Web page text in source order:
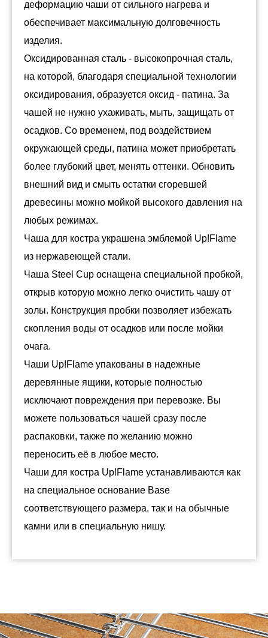
деформацию чаши от сильного нагрева и
обеспечивает максимальную долговечность
изделия.
Оксидированная сталь - высокопрочная сталь,
на которой, благодаря специальной технологии
оксидирования, образуется оксид - патина. За
чашей не нужно ухаживать, мыть, защищать от
осадков. Со временем, под воздействием
окружающей среды, патина может приобретать
более глубокий цвет, менять оттенки. Обновить
внешний вид и смыть остатки сгоревшей
древесины можно мойкой высокого давления на
любых режимах.
Чаша для костра украшена эмблемой Up!Flame
из нержавеющей стали.
Чаша Steel Cup оснащена специальной пробкой,
открыв которую можно легко очистить чашу от
золы. Конструкция пробки позволяет избежать
скопления воды от осадков или после мойки
очага.
Чаши Up!Flame упакованы в надежные
деревянные ящики, которые полностью
исключают повреждения при перевозке. Вы
можете пользоваться чашей сразу после
распаковки, также по желанию можно
переносить её в любое место.
Чаши для костра Up!Flame устанавливаются как
на специальное основание Base
соответствующего размера, так и на обычные
камни или в специальную нишу.